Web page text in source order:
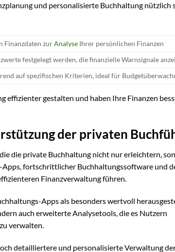
und personalisierte Buchhaltung nützlich
Finanzdaten zurAnalyse Ihrer persönlichen Finanzen
festgelegt werden, die finanzielle Warnsignale
auf spezifischen Kriterien, ideal für
effizienter gestalten und haben Ihre Finanzen
der privaten
die private Buchhaltung nicht nur erleichtern,
fortschrittlicher Buchhaltungssoftware und
Finanzverwaltung führen.
Apps als besonders wertvoll
auch erweiterte Analysetools, die es Nutzern
verwalten.
detailliertere und personalisierte Verwaltung